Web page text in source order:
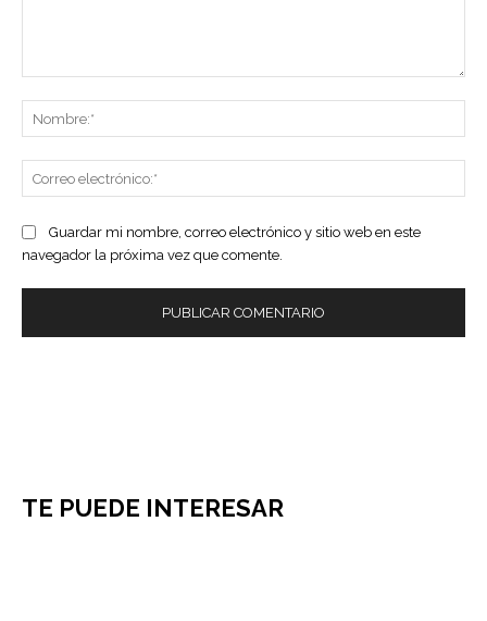
Guardar mi nombre, correo electrónico y sitio web en este
navegador la próxima vez que comente.
TE PUEDE INTERESAR